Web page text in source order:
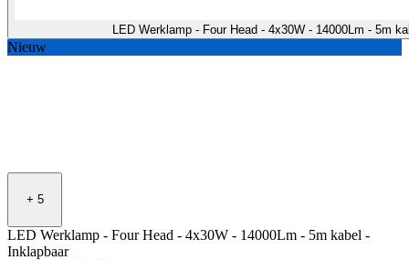
LED Werklamp - Four Head - 4x30W - 14000Lm - 5m
Nieuw
+ 5
LED Werklamp - Four Head - 4x30W - 14000Lm - 5m kabel -
Inklapbaar